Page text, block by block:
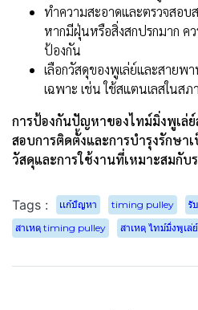
ทำความสะอาดและตรวจสอบ
หากมีฝุ่นหรือสิ่งสกปรกมาก ค
ป้องกัน
เลือกวัสดุของพูเล่ย์และสาย
เฉพาะ เช่น ใช้สแตนเลสในส
การป้องกันปัญหาของไทม์มิ่งพูเล่ย์
สอบการติดตั้งและการบำรุงรักษา
วัสดุและการใช้งานที่เหมาะสมกั
Tags : เเก้ปัญหา timing pulley รั
สาเหตุ timing pulley
สาเหตุ ไทม์มิ่งพูเล่ย์